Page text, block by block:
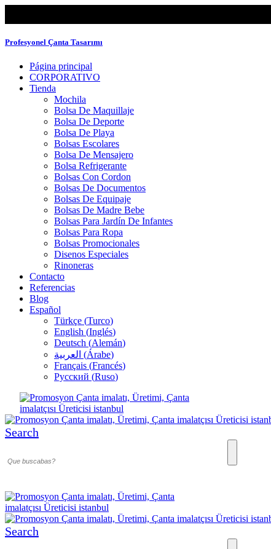
Profesyonel Çanta Tasarımı
Página principal
CORPORATIVO
Tienda
Mochila
Bolsa De Maquillaje
Bolsa De Deporte
Bolsa De Playa
Bolsas Escolares
Bolsa De Mensajero
Bolsa Refrigerante
Bolsas Con Cordon
Bolsas De Documentos
Bolsas De Equipaje
Bolsas De Madre Bebe
Bolsas Para Jardín De Infantes
Bolsas Para Ropa
Bolsas Promocionales
Disenos Especiales
Rinoneras
Contacto
Referencias
Blog
Español
Türkçe (Turco)
English (Inglés)
Deutsch (Alemán)
العربية (Árabe)
Français (Francés)
Русский (Ruso)
Search
Search